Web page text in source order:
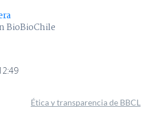
BioBioChile
Ética y transparencia de BBCL